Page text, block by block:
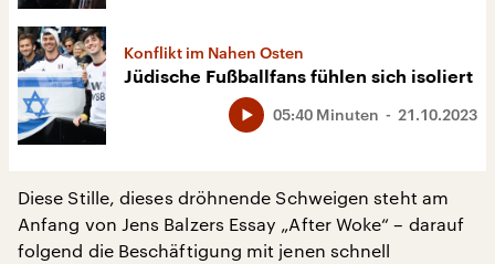
Konflikt im Nahen Osten
Jüdische Fußballfans fühlen sich isoliert
21.10.2023
05:40 Minuten
Diese Stille, dieses dröhnende Schweigen steht am
Anfang von Jens Balzers Essay „After Woke“ – darauf
folgend die Beschäftigung mit jenen schnell